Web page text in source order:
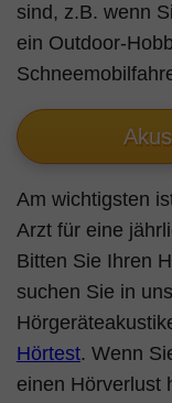
sind, z.B. wenn
ein Outdoor-
Am wichtigsten
Arzt für eine
Bitten Sie Ihren
suchen Sie in
Hörtest. Wenn
einen Hörverlust